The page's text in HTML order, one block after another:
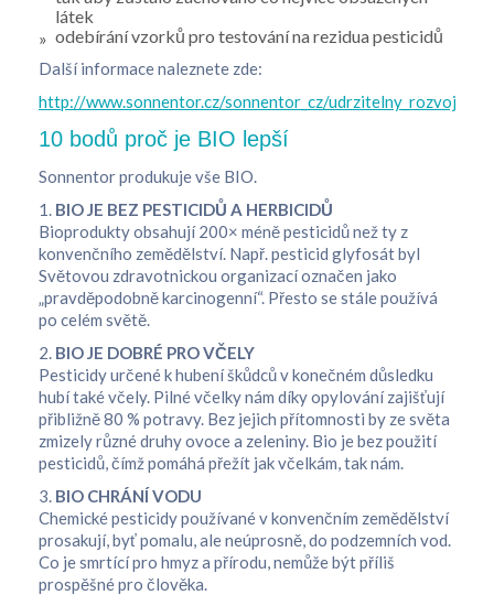
látek
odebírání vzorků pro testování na rezidua pesticidů
Další informace naleznete zde:
http://www.sonnentor.cz/sonnentor_cz/udrzitelny_rozvoj/
10 bodů proč je BIO lepší
Sonnentor produkuje vše BIO.
1. BIO JE BEZ PESTICIDŮ A HERBICIDŮ
Bioprodukty obsahují 200× méně pesticidů než ty z
konvenčního zemědělství. Např. pesticid glyfosát byl
Světovou zdravotnickou organizací označen jako
„pravděpodobně karcinogenní“. Přesto se stále používá
po celém světě.
2. BIO JE DOBRÉ PRO VČELY
Pesticidy určené k hubení škůdců v konečném důsledku
hubí také včely. Pilné včelky nám díky opylování zajišťují
přibližně 80 % potravy. Bez jejich přítomnosti by ze světa
zmizely různé druhy ovoce a zeleniny. Bio je bez použití
pesticidů, čímž pomáhá přežít jak včelkám, tak nám.
3. BIO CHRÁNÍ VODU
Chemické pesticidy používané v konvenčním zemědělství
prosakují, byť pomalu, ale neúprosně, do podzemních vod.
Co je smrtící pro hmyz a přírodu, nemůže být příliš
prospěšné pro člověka.